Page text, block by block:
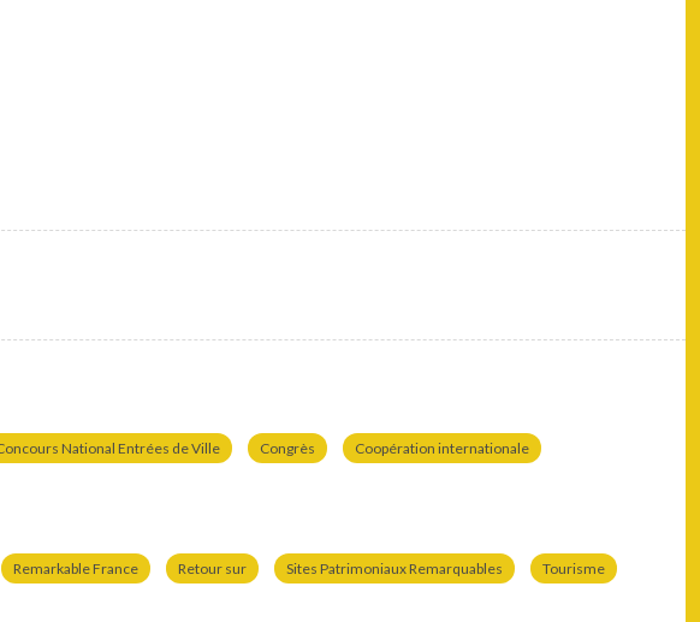
National Entrées de Ville Congrès Coopération internationale
Remarkable France Retour sur Sites Patrimoniaux Remarquables Tourisme